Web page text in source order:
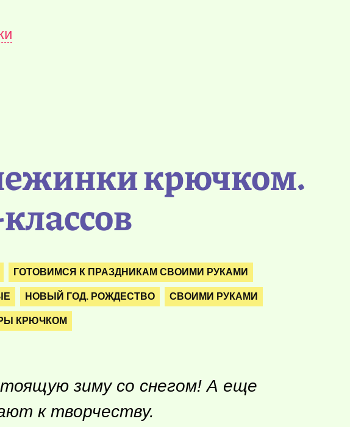
крючком.
ГОТОВИМСЯ К ПРАЗДНИКАМ СВОИМИ РУКАМИ
НОВЫЙ ГОД. РОЖДЕСТВО СВОИМИ РУКАМИ
КРЮЧКОМ
зиму со снегом! А еще
к творчеству.